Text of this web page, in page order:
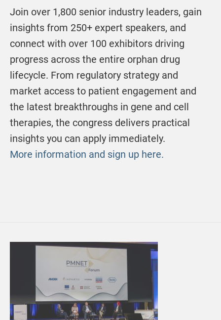
Join over 1,800 senior industry leaders, gain
insights from 250+ expert speakers, and
connect with over 100 exhibitors driving
progress across the entire orphan drug
lifecycle. From regulatory strategy and
market access to patient engagement and
the latest breakthroughs in gene and cell
therapies, the congress delivers practical
insights you can apply immediately.
More information and sign up here.